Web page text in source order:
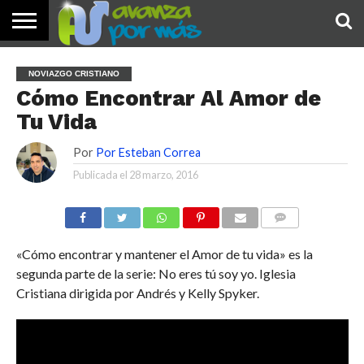
PALABRA
DE HOY
DEVOCIONALES
NOTICIAS
TESTIMONIOS
ORACIONES
SOBRE
NOSOTROS
IMÁGENES
NOVIAZGO CRISTIANO
Cómo Encontrar Al Amor de
Tu Vida
Por Por Esteban Correa
Publicada el 28 marzo, 2016
«Cómo encontrar y mantener el Amor de tu vida» es la
segunda parte de la serie: No eres tú soy yo. Iglesia
Cristiana dirigida por Andrés y Kelly Spyker.